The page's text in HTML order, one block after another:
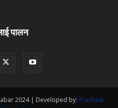
पालन
2024 | Developed by: Prachaar